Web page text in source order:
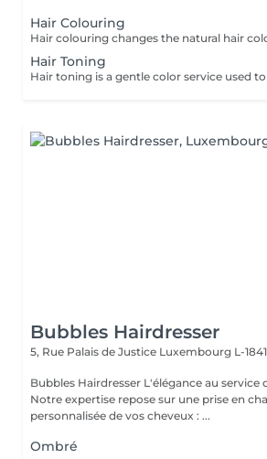
Hair Colouring
Hair Toning
Bubbles Hairdresser
5, Rue Palais de Justice Luxembourg L-1841
Bubbles Hairdresser L'élégance au service de votre beauté
Notre expertise repose sur une prise en
personnalisée de vos cheveux : ...
Ombré